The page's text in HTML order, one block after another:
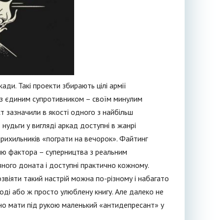
Такі проекти збирають цілі армії
єдиним супротивником – своїм минулим
зазначили в якості одного з найбільш
у вигляді аркад доступні в жанрі
«пограти на вечорок». Файтинг
фактора – суперництва з реальним
доната і доступні практично кожному.
такий настрій можна по-різному і набагато
або ж просто улюблену книгу. Але далеко не
мати під рукою маленький «антидепресант» у